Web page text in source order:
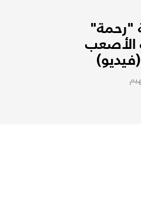
الأصعب